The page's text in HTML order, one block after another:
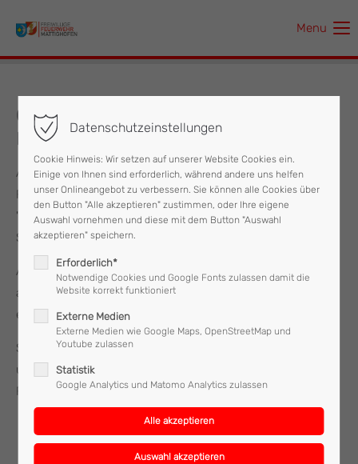
Der Eintrag "offcanvas-col1" existiert leider nicht.
Der Eintrag "offcanvas-col3" existiert leider nicht.
Der Eintrag "offcanvas-col4" existiert leider nicht.
Menu
05.02.2020 Eingeschlossene Person in
Lift
Am Mittwoch den 05.02.2020 wurde um 19:06 Uhr die
Feuerwehr Mattighofen mit den Stichworten
"Eingeschlossene Person im Lift" zu einem Wohnhaus in den
Stadtplatz alarmiert.
Am Einsatzort angekommen, konnte keine Person im Aufzug
aufgefunden werden und dieser funktionierte auch
einwandfrei.
Somit konnte die Feuerwehr Mattighofen die mit 8 Mann
und einem Fahrzeug im Einsatz war wieder ins
Feuerwehrhaus einrücken.
Datenschutzeinstellungen
Cookie Hinweis: Wir setzen auf unserer Website Cookies ein.
Einige von Ihnen sind erforderlich, während andere uns helfen
unser Onlineangebot zu verbessern. Sie können alle Cookies über
den Button "Alle akzeptieren" zustimmen, oder Ihre eigene
Auswahl vornehmen und diese mit dem Button "Auswahl
akzeptieren" speichern.
Erforderlich*
Notwendige Cookies und Google Fonts zulassen damit die
Website korrekt funktioniert
Externe Medien
Externe Medien wie Google Maps, OpenStreetMap und
Youtube zulassen
Statistik
Google Analytics und Matomo Analytics zulassen